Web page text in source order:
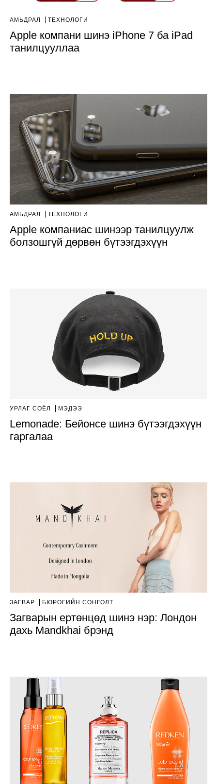
АМЬДРАЛ ТЕХНОЛОГИ
Apple компани шинэ iPhone 7 ба iPad
танилцууллаа
АМЬДРАЛ ТЕХНОЛОГИ
Apple компаниас шинээр танилцуулж
болзошгүй дөрвөн бүтээгдэхүүн
УРЛАГ СОЁЛ МЭДЭЭ
Lemonade: Бейонсе шинэ бүтээгдэхүүн
гаргалаа
ЗАГВАР БЮРОГИЙН СОНГОЛТ
Загварын ертөнцөд шинэ нэр: Лондон
дахь Mandkhai брэнд